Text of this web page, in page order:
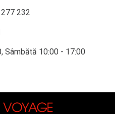
232
Sâmbătă 10:00 - 17:00